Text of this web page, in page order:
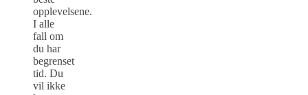
opplevelsene.
I alle
fall om
du har
begrenset
tid. Du
vil ikke